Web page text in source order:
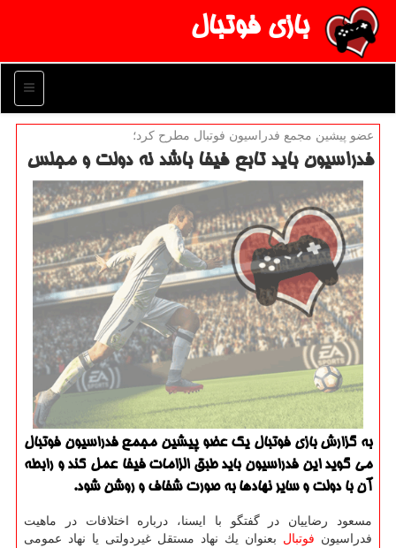
بازی فوتبال
منو
عضو پیشین مجمع فدراسیون فوتبال مطرح كرد؛
فدراسیون باید تابع فیفا باشد نه دولت و مجلس
به گزارش بازی فوتبال یك عضو پیشین مجمع فدراسیون فوتبال
می گوید این فدراسیون باید طبق الزامات فیفا عمل كند و رابطه
آن با دولت و سایر نهادها به صورت شفاف و روشن شود.
مسعود رضاییان در گفتگو با ایسنا، درباره اختلافات در ماهیت
فدراسیون فوتبال بعنوان یك نهاد مستقل غیردولتی یا نهاد عمومی